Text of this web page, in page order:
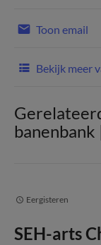
Toon email
Bekijk meer
Eergisteren
SEH-arts